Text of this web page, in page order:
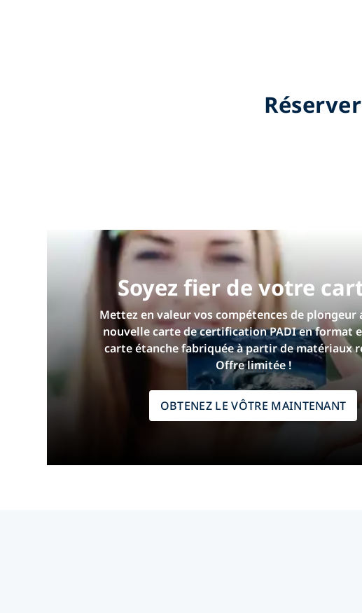
Soyez fier de votre
Mettez en valeur vos compétences de plongeur
nouvelle carte de certification PADI en format
carte étanche fabriquée à partir de matériaux
Offre limitée !
OBTENEZ LE VÔTRE MAINTENANT